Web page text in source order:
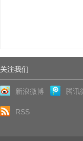
关注我们
新浪微博 腾讯
RSS